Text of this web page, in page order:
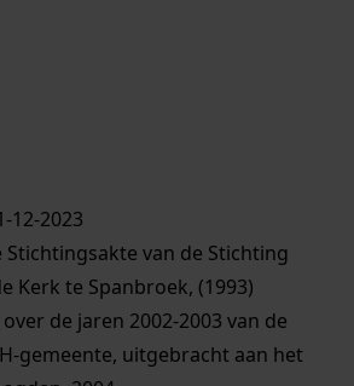
12-2023
van de Stichting
Kerk te Spanbroek, (1993)
de jaren 2002-2003 van de
gemeente, uitgebracht aan het